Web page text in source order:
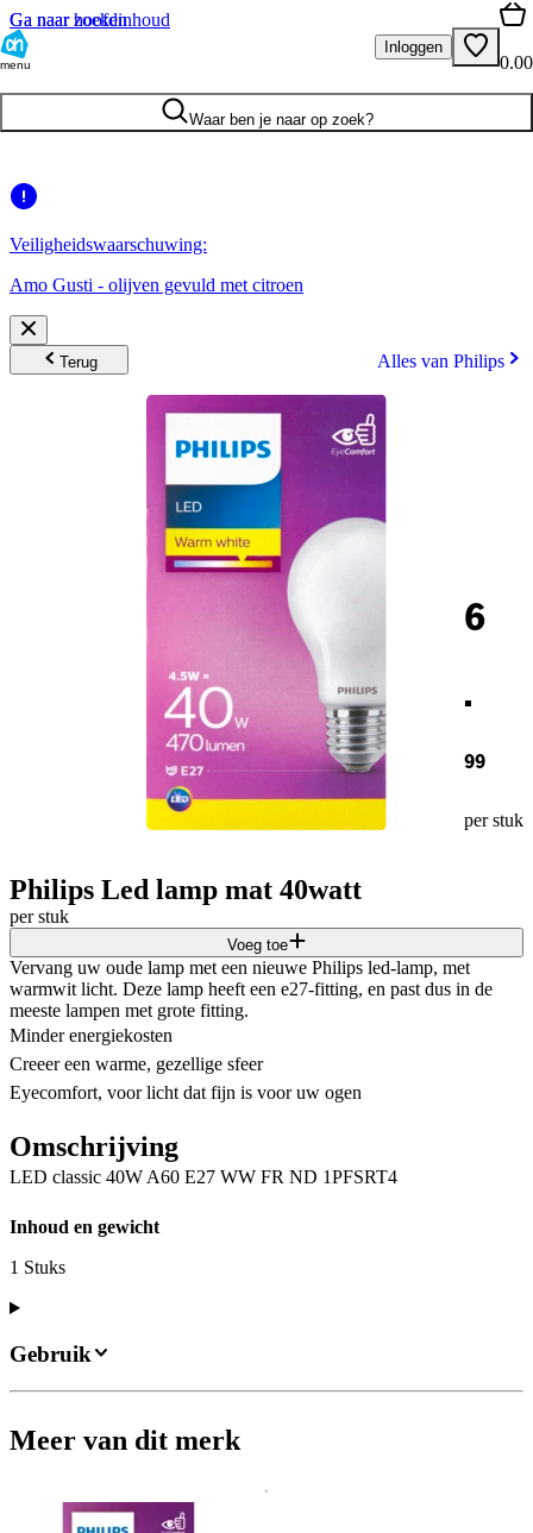
Ga naar hoofdinhoud
Ga naar zoeken
menu
Inloggen
0.00
Waar ben je naar op zoek?
Veiligheidswaarschuwing:
Amo Gusti - olijven gevuld met citroen
Terug Alles van Philips
6
.
99
per stuk
Philips Led lamp mat 40watt
per stuk
Voeg toe
Vervang uw oude lamp met een nieuwe Philips led-lamp, met
warmwit licht. Deze lamp heeft een e27-fitting, en past dus in de
meeste lampen met grote fitting.
Minder energiekosten
Creeer een warme, gezellige sfeer
Eyecomfort, voor licht dat fijn is voor uw ogen
Omschrijving
LED classic 40W A60 E27 WW FR ND 1PFSRT4
Inhoud en gewicht
1 Stuks
Gebruik
Meer van dit merk